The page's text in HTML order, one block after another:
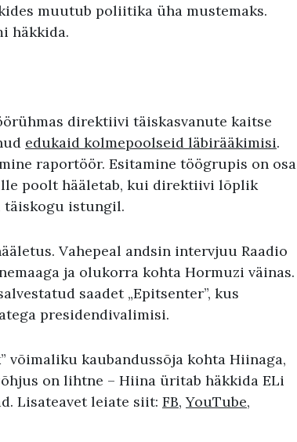
muutub poliitika üha mustemaks.
häkkida.
direktiivi täiskasvanute kaitse
edukaid kolmepoolseid läbirääkimisi.
raportöör. Esitamine töögrupis on osa
poolt hääletab, kui direktiivi lõplik
täiskogu istungil.
Vahepeal andsin intervjuu Raadio
ja olukorra kohta Hormuzi väinas.
saadet „Epitsenter”, kus
presidendivalimisi.
võimaliku kaubandussõja kohta Hiinaga,
on lihtne – Hiina üritab häkkida ELi
Lisateavet leiate siit: FB,YouTube,